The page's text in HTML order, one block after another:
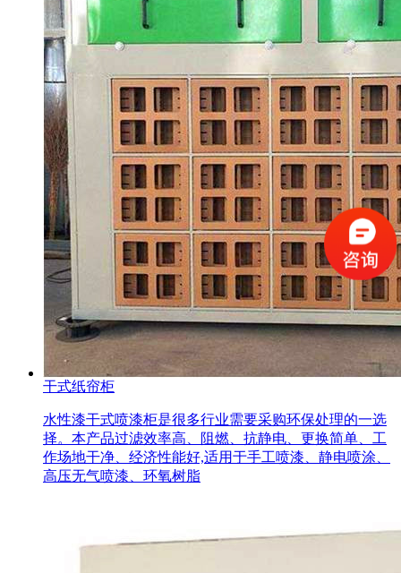
干式纸帘柜
水性漆干式喷漆柜是很多行业需要采购环保处理的一选
择。本产品过滤效率高、阻燃、抗静电、更换简单、工
作场地干净、经济性能好,适用于手工喷漆、静电喷涂、
高压无气喷漆、环氧树脂